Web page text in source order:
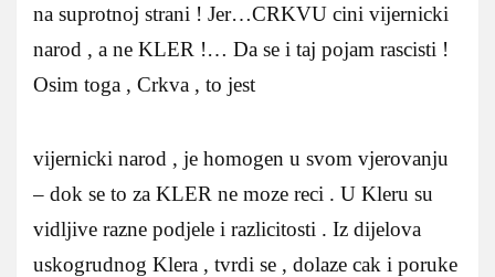
na suprotnoj strani ! Jer…CRKVU cini vijernicki
narod , a ne KLER !… Da se i taj pojam rascisti !
Osim toga , Crkva , to jest
vijernicki narod , je homogen u svom vjerovanju
– dok se to za KLER ne moze reci . U Kleru su
vidljive razne podjele i razlicitosti . Iz dijelova
uskogrudnog Klera , tvrdi se , dolaze cak i poruke